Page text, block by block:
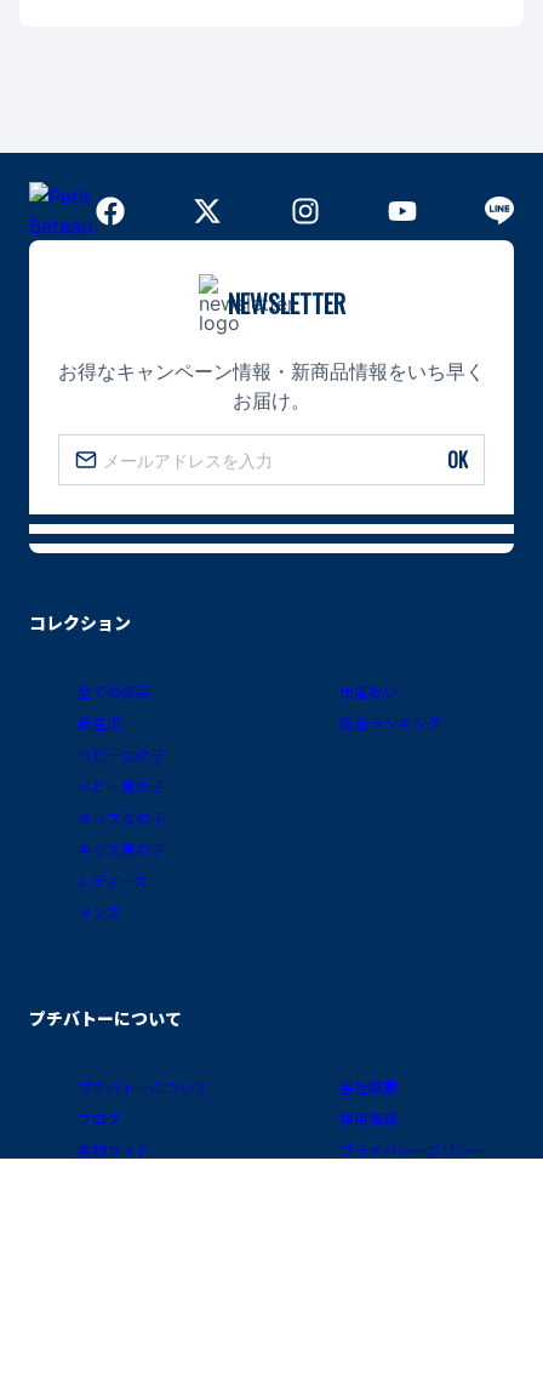
コレクション
全ての商品
新生児
ベビー女の子
ベビー男の子
キッズ女の子
キッズ男の子
レディース
メンズ
出産祝い
総合ランキング
プチバトーについて
プチバトーについて
ブログ
素材ガイド
会社概要
採用情報
プライバシーポリシー
NEWSLETTER
お得なキャンペーン情報・新商品情報をいち早く
お届け。
OK